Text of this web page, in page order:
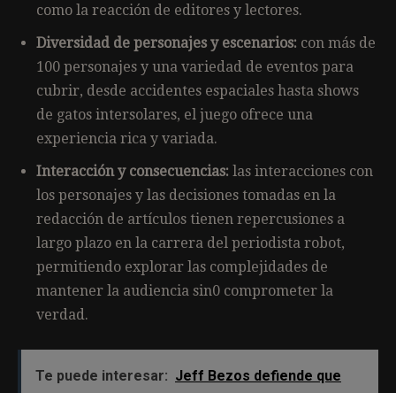
como la reacción de editores y lectores.
Diversidad de personajes y escenarios: con más de
100 personajes y una variedad de eventos para
cubrir, desde accidentes espaciales hasta shows
de gatos intersolares, el juego ofrece una
experiencia rica y variada.
Interacción y consecuencias: las interacciones con
los personajes y las decisiones tomadas en la
redacción de artículos tienen repercusiones a
largo plazo en la carrera del periodista robot,
permitiendo explorar las complejidades de
mantener la audiencia sin0 comprometer la
verdad.
Te puede interesar: Jeff Bezos defiende que